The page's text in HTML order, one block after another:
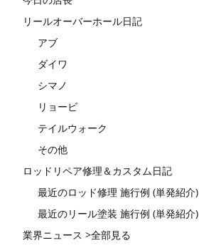
リールオーバーホール日記
アブ
ダイワ
シマノ
リョービ
テイルウォーク
その他
ロッドリペア修理＆カスタム日記
最近のロッド修理 施行例 (単発紹介)
最近のリール塗装 施行例 (単発紹介)
業界ニュース >全部見る